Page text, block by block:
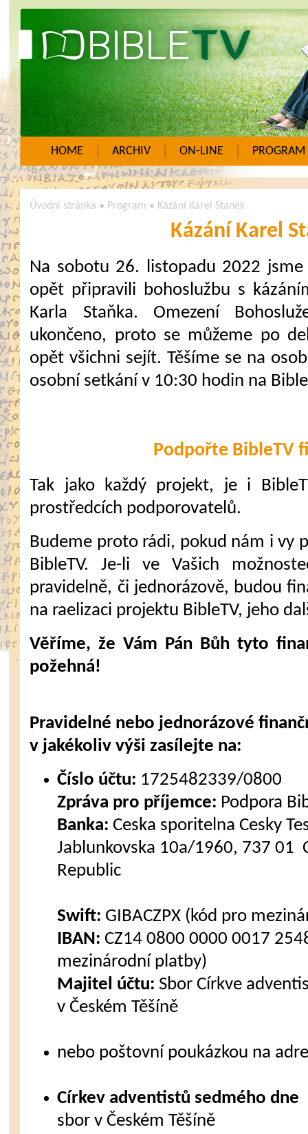
HOME ARCHIV ON-LINE PROGRAM
Úvodní stránka » Program » Kázání Karel Staněk
Kázání Karel
Na sobotu 26. listopadu 2022 jsme
opět připravili bohoslužbu s
Karla Staňka. Omezení
ukončeno, proto se můžeme po
opět všichni sejít. Těšíme se na
osobní setkání v 10:30 hodin na
Podpořte BibleTV
Tak jako každý projekt, je i
prostředcích podporovatelů.
Budeme proto rádi, pokud nám i vy
BibleTV. Je-li ve Vašich
pravidelně, či jednorázově, budou
na raelizaci projektu BibleTV, jeho
Věříme, že Vám Pán Bůh tyto
požehná!
Pravidelné nebo jednorázové
v jakékoliv výši zasílejte na:
Číslo účtu: 1725482339/0800
Zpráva pro příjemce: Podpora
Banka: Ceska sporitelna Cesky
Jablunkovska 10a/1960, 737 01
Republic
Swift: GIBACZPX (kód pro
IBAN: CZ14 0800 0000 0017
mezinárodní platby)
Majitel účtu: Sbor Církve
v Českém Těšíně
nebo poštovní poukázkou na
Církev adventistů sedmého dne
sbor v Českém Těšíně